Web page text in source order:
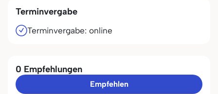
Terminvergabe
Terminvergabe: online
0 Empfehlungen
Empfehlen